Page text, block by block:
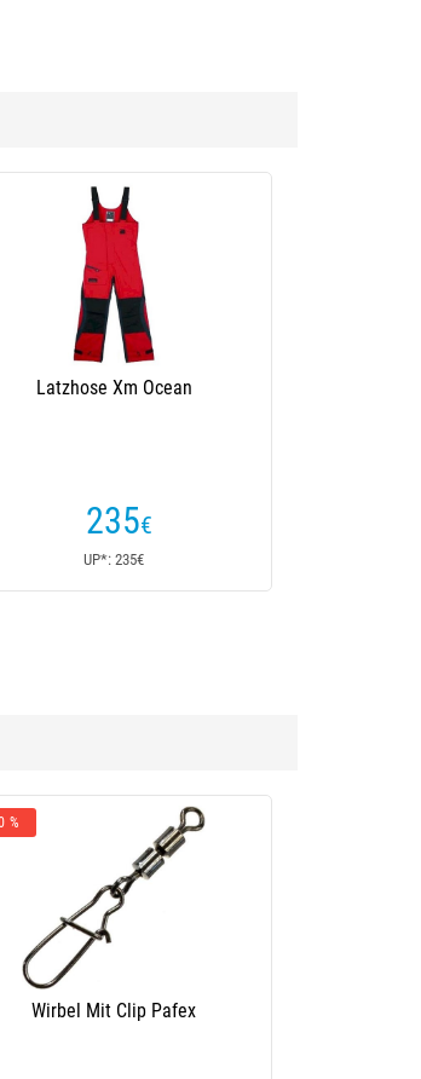
Latzhose Xm Ocean
235€
UP*: 235€
Emerillon Flashmer Rolling Inox